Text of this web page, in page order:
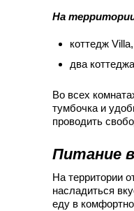
На
коттедж
два
Во всех
тумбочка и
проводить
Питание
На территории
насладиться
еду в